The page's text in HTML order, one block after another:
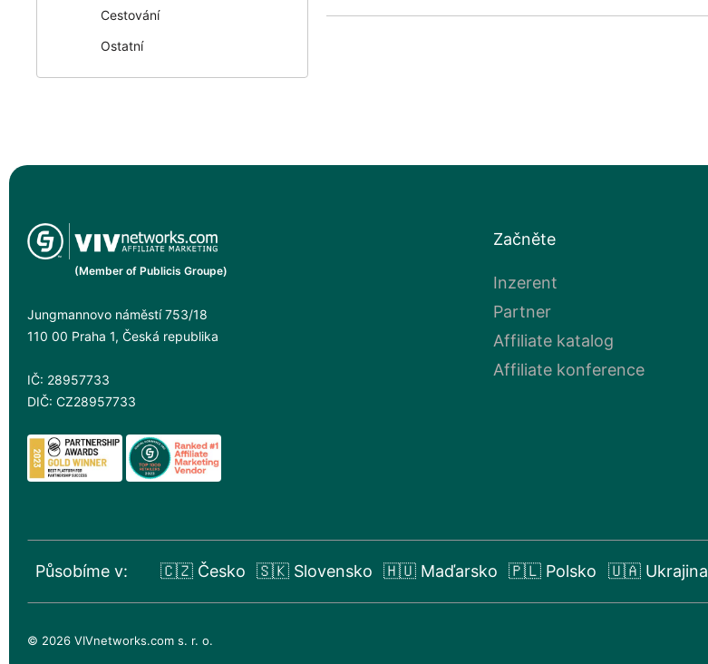
Cestování
Ostatní
(Member of Publicis Groupe)
Jungmannovo náměstí 753/18
110 00 Praha 1, Česká republika
IČ: 28957733
DIČ: CZ28957733
Začněte
Inzerent
Partner
Affiliate katalog
Affiliate konference
Působíme v: 🇨🇿 Česko 🇸🇰 Slovensko 🇭🇺 Maďarsko 🇵🇱 Polsko 🇺🇦 Ukrajina
© 2026 VIVnetworks.com s. r. o.